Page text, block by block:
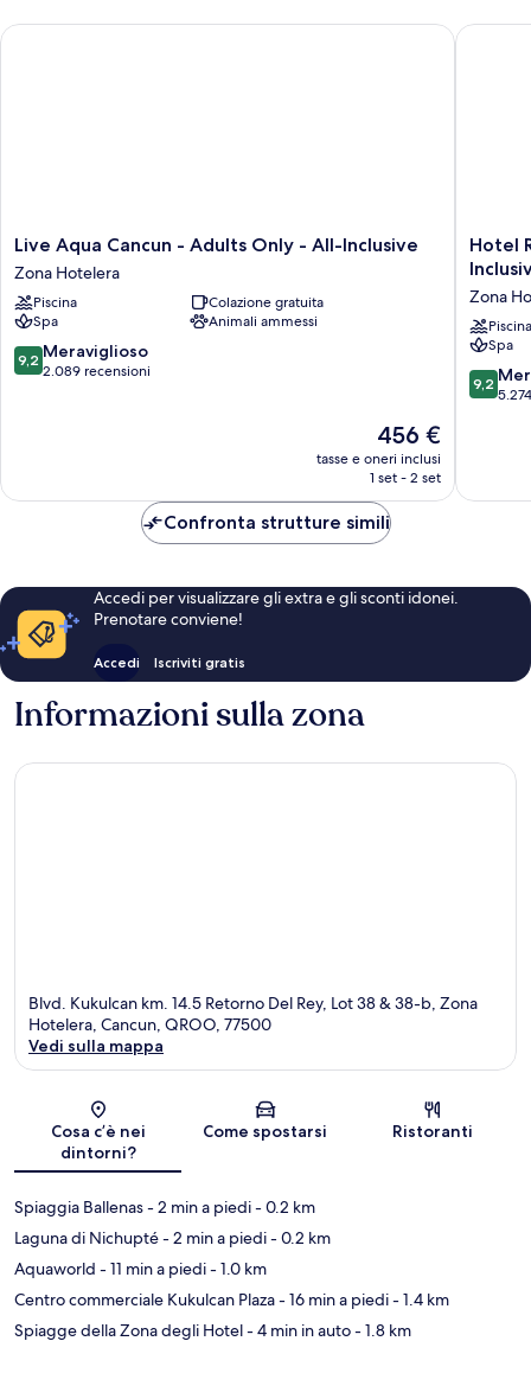
Live
Aqua
Cancun
-
Adults
Only
-
Live Aqua Cancun - Adults Only - All-Inclusive
Zona Hotelera
Piscina
Colazione gratuita
Spa
Animali ammessi
9.2
su
9,2 Meraviglioso
2.089 recensioni
Il
prezzo
attuale
456 €
456 €
tasse e oneri inclusi
1 set - 2 set
Live Aqua Cancun - Adults Only - All-Inclusive
Hotel
Riu
-
Adults
Only
-
Hotel
Zona
Piscina
Spa
9.2
su
9,2
Hotel
Confronta strutture simili
Accedi per visualizzare gli extra e gli sconti idonei.
Prenotare conviene!
Accedi Iscriviti gratis
Informazioni sulla zona
Blvd. Kukulcan km. 14.5 Retorno Del Rey, Lot 38 & 38-b, Zona
Hotelera, Cancun, QROO, 77500
Vedi sulla mappa
Cosa c’è nei
dintorni?
Come spostarsi Ristoranti
Spiaggia Ballenas- 2 min a piedi- 0.2 km
Laguna di Nichupté- 2 min a piedi- 0.2 km
Aquaworld - 11 min a piedi- 1.0 km
Centro commerciale Kukulcan Plaza- 16 min a piedi- 1.4 km
Spiagge della Zona degli Hotel- 4 min in auto- 1.8 km